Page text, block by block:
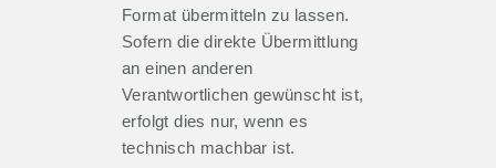
Format übermitteln zu lassen.
Sofern die direkte Übermittlung
an einen anderen
Verantwortlichen gewünscht ist,
erfolgt dies nur, wenn es
technisch machbar ist.